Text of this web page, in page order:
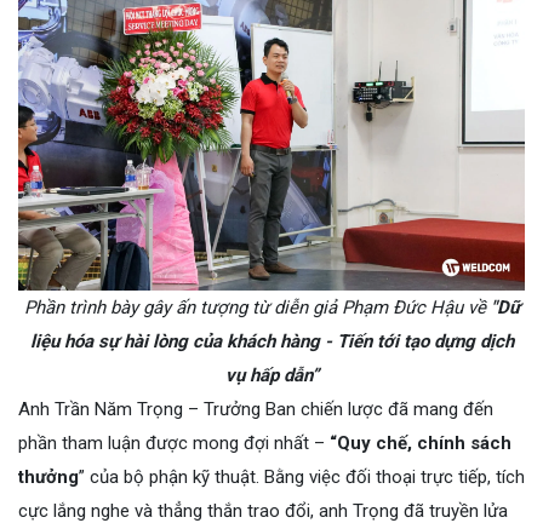
Phần trình bày gây ấn tượng từ diễn giả Phạm Đức Hậu về "Dữ
liệu hóa sự hài lòng của khách hàng - Tiến tới tạo dựng dịch
vụ hấp dẫn”
Anh Trần Năm Trọng – Trưởng Ban chiến lược đã mang đến
phần tham luận được mong đợi nhất – “Quy chế, chính sách
thưởng” của bộ phận kỹ thuật. Bằng việc đối thoại trực tiếp, tích
cực lắng nghe và thẳng thắn trao đổi, anh Trọng đã truyền lửa